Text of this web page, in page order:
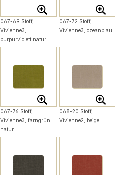
067-69 Stoff,
Vivienne3,
purpurviolett natur
067-72 Stoff,
Vivienne3, ozeanblau
067-76 Stoff,
Vivienne3, farngrün
natur
068-20 Stoff,
Vivienne2, beige